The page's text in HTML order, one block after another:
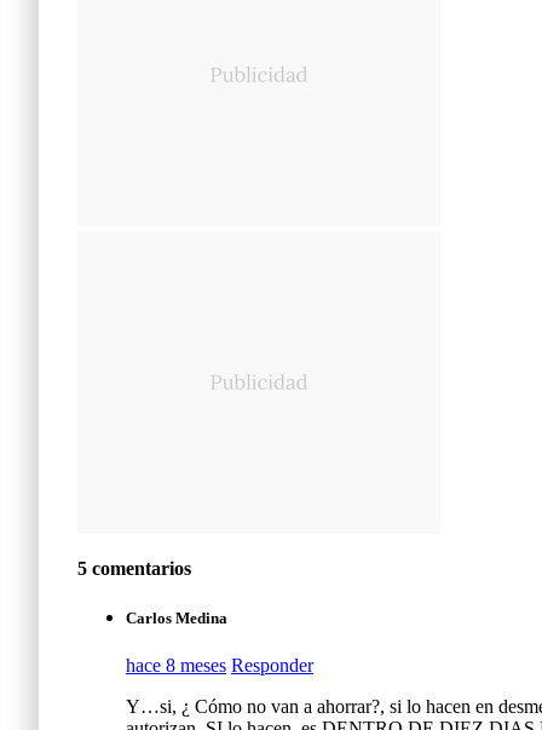
5 comentarios
Carlos Medina
hace 8 meses Responder
Y…si, ¿ Cómo no van a ahorrar?, si lo hacen en